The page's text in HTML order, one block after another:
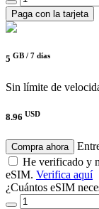
Paga con la tarjeta
5 GB / 7 días
Sin límite de
8.96 USD
Compra ahora
He verificado y
eSIM. Verifica aquí
¿Cuántos eSIM